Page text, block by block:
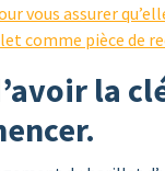
vous assurer
comme pièce de
la